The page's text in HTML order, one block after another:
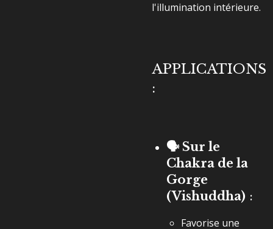
l'illumination intérieure.
APPLICATIONS
:
🗣️ Sur le
Chakra de la
Gorge
(Vishuddha) :
Favorise une